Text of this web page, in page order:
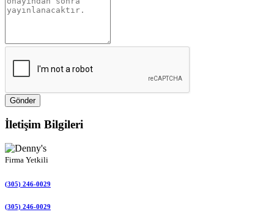
Gönder
İletişim Bilgileri
Firma Yetkili
(305) 246-0029
(305) 246-0029